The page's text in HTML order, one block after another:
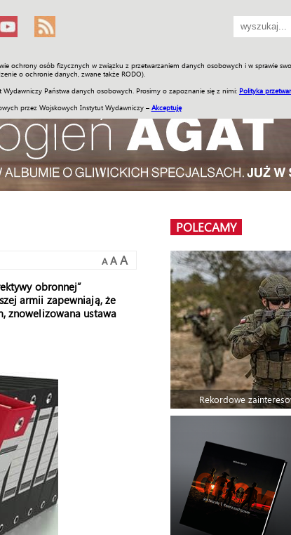
ochrony osób fizycznych w związku z przetwarzaniem danych osobowych i w sprawie
o ochronie danych, zwane także RODO).
Państwa danych osobowych. Prosimy o zapoznanie się z nimi: Polityka
przez Wojskowych Instytut Wydawniczy – Akceptuję
Galerie Wideo ENGLISH SKLEP Jednodniówki
A A A
obronnej”
armii zapewniają, że
znowelizowana ustawa
POLECAMY
Rekordowe